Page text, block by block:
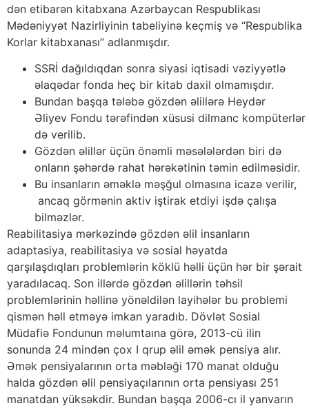
dən etibarən kitabxana Azərbaycan Respublikası
Mədəniyyət Nazirliyinin tabeliyinə keçmiş və “Respublika
Korlar kitabxanası” adlanmışdır.
SSRİ dağıldıqdan sonra siyasi iqtisadi vəziyyətlə
əlaqədar fonda heç bir kitab daxil olmamışdır.
Bundan başqa tələbə gözdən əlillərə Heydər
Əliyev Fondu tərəfindən xüsusi dilmanc kompüterlər
də verilib.
Gözdən əlillər üçün önəmli məsələlərdən biri də
onların şəhərdə rahat hərəkətinin təmin edilməsidir.
Bu insanların əməklə məşğul olmasına icazə verilir,
ancaq görmənin aktiv iştirak etdiyi işdə çalışa
bilməzlər.
Reabilitasiya mərkəzində gözdən əlil insanların
adaptasiya, reabilitasiya və sosial həyatda
qarşılaşdıqları problemlərin köklü həlli üçün hər bir şərait
yaradılacaq. Son illərdə gözdən əlillərin təhsil
problemlərinin həllinə yönəldilən layihələr bu problemi
qismən həll etməyə imkan yaradıb. Dövlət Sosial
Müdafiə Fondunun məlumtaına görə, 2013-cü ilin
sonunda 24 mindən çox I qrup əlil əmək pensiya alır.
Əmək pensiyalarının orta məbləği 170 manat olduğu
halda gözdən əlil pensiyaçılarının orta pensiyası 251
manatdan yüksəkdir. Bundan başqa 2006-cı il yanvarın